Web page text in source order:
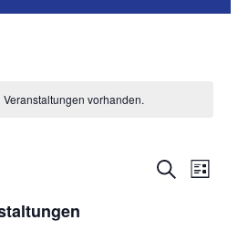
vorhanden.
Suche
List